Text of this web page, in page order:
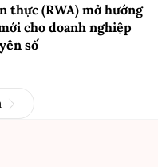
thực (RWA) mở hướng
cho doanh nghiệp
số